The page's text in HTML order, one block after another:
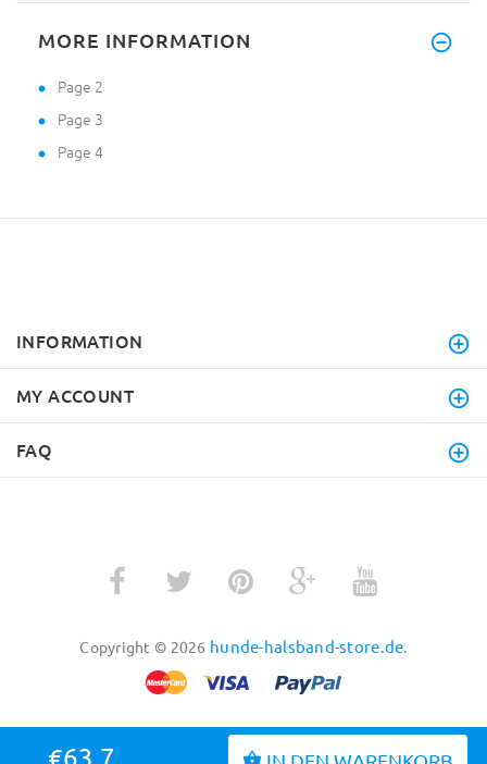
€63.7
MORE INFORMATION
Page 2
Page 3
Page 4
INFORMATION
MY ACCOUNT
FAQ
Copyright © 2026 hunde-halsband-store.de